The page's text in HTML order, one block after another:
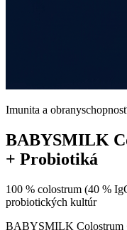
Imunita a
BABYSMILK
+ Probiotiká
100 % colostrum (40 %
probiotických kultúr
BABYSMILK Colostrum